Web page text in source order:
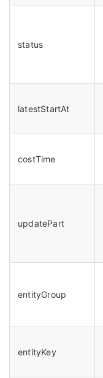
status
latestStartAt
costTime
updatePart
entityGroup
entityKey